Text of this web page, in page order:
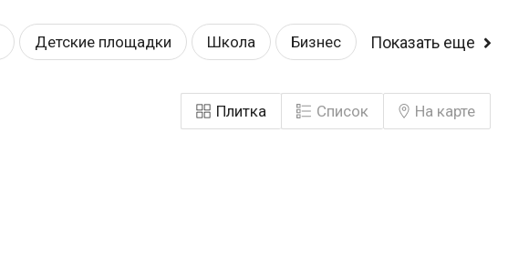
Детские площадки Школа Бизнес
Панорамные окна Комфорт
Показать еще
Плитка Список На карте